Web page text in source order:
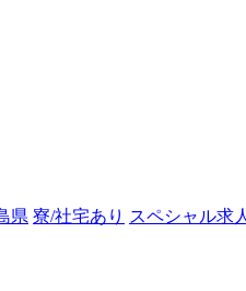
県 寮/社宅あり スペシャル求人